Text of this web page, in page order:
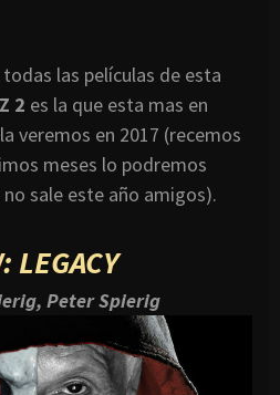
las películas de esta
2 es la que esta mas en
veremos en 2017 (recemos
meses lo podremos
sale este año amigos).
LEGACY
Peter Spierig